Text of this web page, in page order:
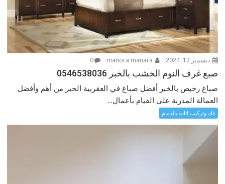
ديسمبر 12, 2024 0
صبغ غرف النوم الخشب بالخبر 0546538036
صباغ رخيص بالخبر أفضل صباغ في العقربية الخبر من أهم وأفضل
العمالة المدربة على القيام بأعمال...
فك وتركيب اثاث بالدمام